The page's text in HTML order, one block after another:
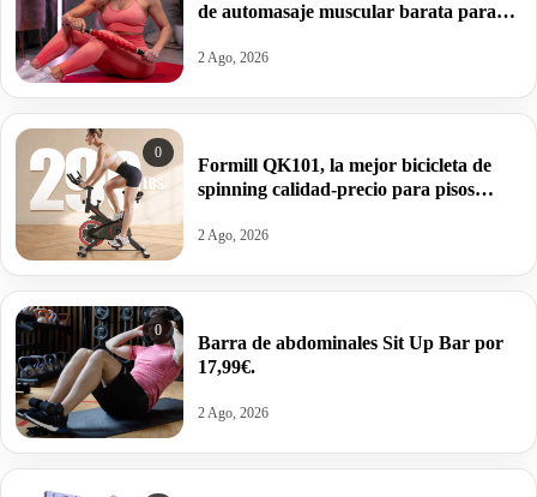
de automasaje muscular barata para
13,49€.
2 Ago, 2026
0
Formill QK101, la mejor bicicleta de
spinning calidad-precio para pisos
2 Ago, 2026
0
Barra de abdominales Sit Up Bar por
17,99€.
2 Ago, 2026